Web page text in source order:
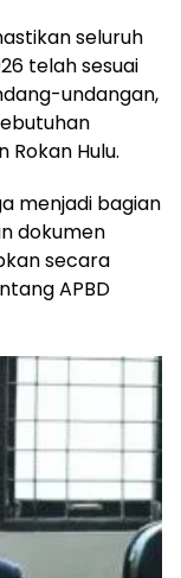
seluruh
telah sesuai
undangan,
Hulu.
menjadi bagian
dokumen
secara
APBD